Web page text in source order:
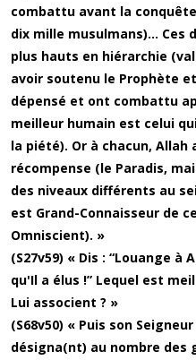
combattu avant la
dix mille musulmans)...
plus hauts en hiérarchie
avoir soutenu le Prophète
dépensé et ont combattu
meilleur humain est celui
la piété). Or à chacun, Allah
récompense (le Paradis,
des niveaux différents au
est Grand-Connaisseur de
Omniscient). »
(S27v59) « Dis : “Louange
qu'Il a élus !” Lequel est
Lui associent ? »
(S68v50) « Puis son
désigna(nt) au nombre des